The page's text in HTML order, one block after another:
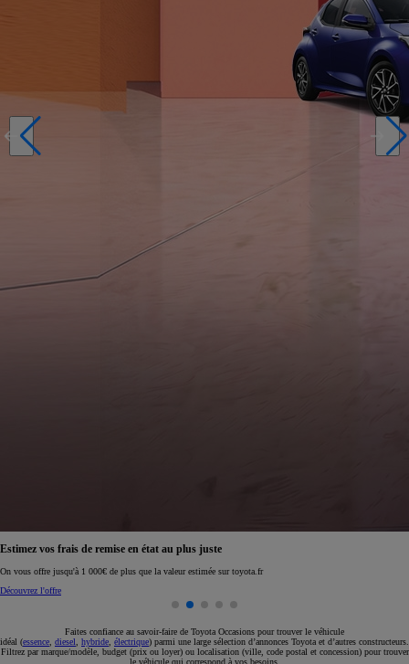
Réservez en ligne votre occasion pour 1€ seulement
Réservez en ligne
Faites confiance au savoir-faire de Toyota Occasions pour trouver le véhicule
idéal (essence diesel hybride électrique) parmi une large sélection d’annonces Toyota et d’autres constructeurs.
Filtrez par marque/modèle, budget (prix ou loyer) ou localisation (ville, code postal et concession) pour trouver
le véhicule qui correspond à vos besoins.